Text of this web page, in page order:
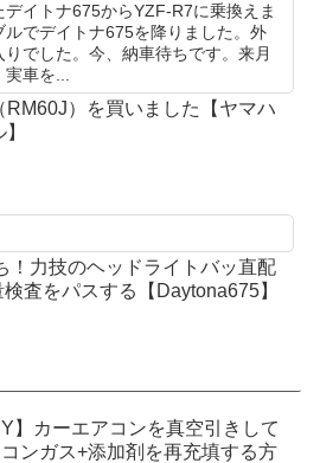
イトナ675からYZF-R7に乗換えま
でデイトナ675を降りました。外
でした。今、納車待ちです。来月
実車を...
）を買いました【ヤマハ
！力技のヘッドライトバッ直配
査をパスする【Daytona675】
】カーエアコンを真空引きして
ンガス+添加剤を再充填する方